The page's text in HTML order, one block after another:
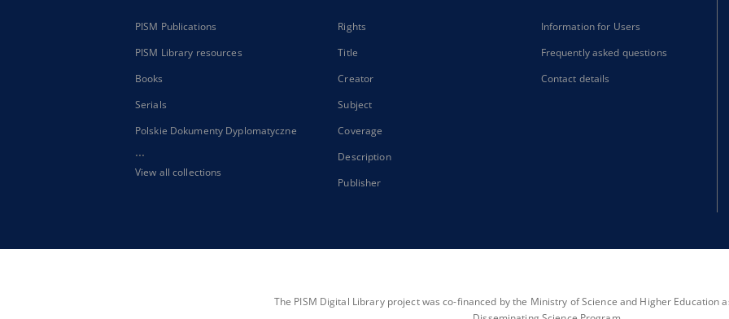
PISM Publications
PISM Library resources
Books
Serials
Polskie Dokumenty Dyplomatyczne
...
View all collections
Rights
Title
Creator
Subject
Coverage
Description
Publisher
Information for Users
Frequently asked questions
Contact details
The PISM Digital Library project was co-financed by the Ministry of Science and Higher Education